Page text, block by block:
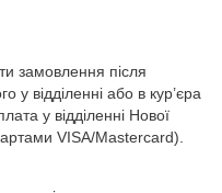
замовлення після
у відділенні або в кур’єра
у відділенні Нової
VISA/Mastercard).